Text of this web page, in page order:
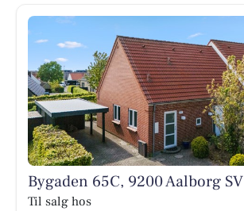
Bygaden 65C, 9200 Aalborg SV
Til salg hos